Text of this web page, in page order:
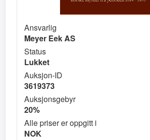
Ansvarlig
Meyer Eek AS
Status
Lukket
Auksjon-ID
3619373
Auksjonsgebyr
20%
Alle priser er oppgitt i
NOK